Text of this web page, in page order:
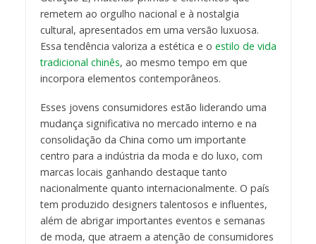
remetem ao orgulho nacional e à nostalgia
cultural, apresentados em uma versão luxuosa.
Essa tendência valoriza a estética e o estilo de vida
tradicional chinês, ao mesmo tempo em que
incorpora elementos contemporâneos.
Esses jovens consumidores estão liderando uma
mudança significativa no mercado interno e na
consolidação da China como um importante
centro para a indústria da moda e do luxo, com
marcas locais ganhando destaque tanto
nacionalmente quanto internacionalmente. O país
tem produzido designers talentosos e influentes,
além de abrigar importantes eventos e semanas
de moda, que atraem a atenção de consumidores